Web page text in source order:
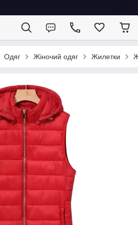
Одяг Жіночий одяг Жилетки